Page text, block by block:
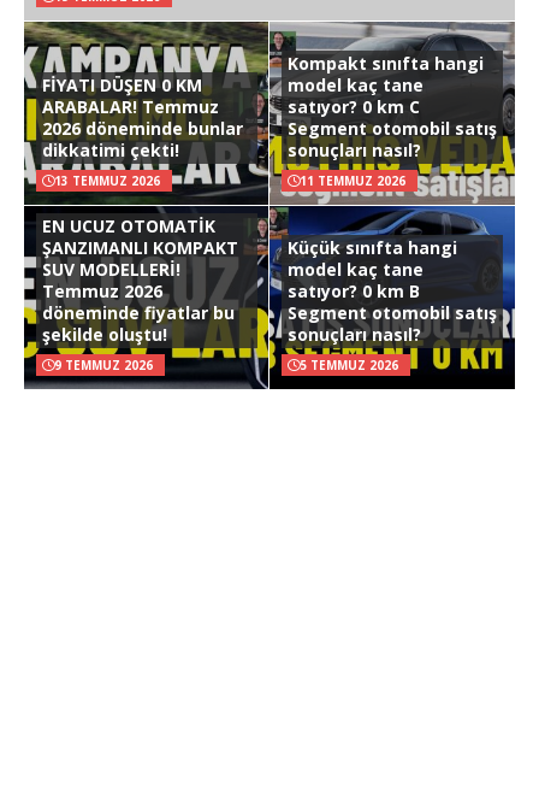
FİYATI DÜŞEN 0 KM
ARABALAR! Temmuz
2026 döneminde bunlar
dikkatimi çekti!
13 TEMMUZ 2026
Kompakt sınıfta hangi
model kaç tane
satıyor? 0 km C
Segment otomobil satış
sonuçları nasıl?
11 TEMMUZ 2026
EN UCUZ OTOMATİK
ŞANZIMANLI KOMPAKT
SUV MODELLERİ!
Temmuz 2026
döneminde fiyatlar bu
şekilde oluştu!
9 TEMMUZ 2026
Küçük sınıfta hangi
model kaç tane
satıyor? 0 km B
Segment otomobil satış
sonuçları nasıl?
5 TEMMUZ 2026